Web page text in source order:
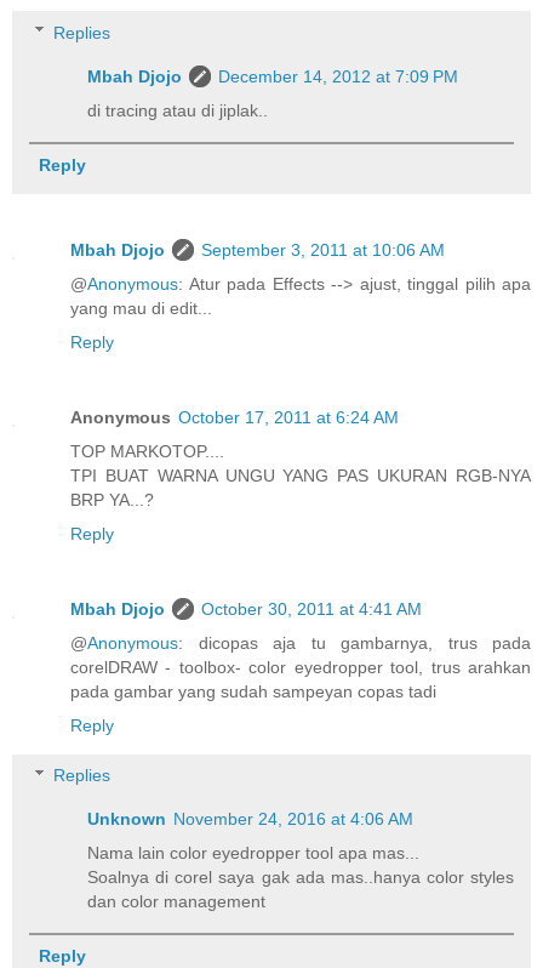
Replies
Mbah Djojo
December 14, 2012 at 7:09 PM
di tracing atau di jiplak..
Reply
Mbah Djojo
September 3, 2011 at 10:06 AM
@Anonymous: Atur pada Effects --> ajust, tinggal pilih apa
yang mau di edit...
Reply
Anonymous October 17, 2011 at 6:24 AM
TOP MARKOTOP....
TPI BUAT WARNA UNGU YANG PAS UKURAN RGB-NYA
BRP YA...?
Reply
Mbah Djojo
October 30, 2011 at 4:41 AM
@Anonymous: dicopas aja tu gambarnya, trus pada
corelDRAW - toolbox- color eyedropper tool, trus arahkan
pada gambar yang sudah sampeyan copas tadi
Reply
Replies
Unknown November 24, 2016 at 4:06 AM
Nama lain color eyedropper tool apa mas...
Soalnya di corel saya gak ada mas..hanya color styles
dan color management
Reply